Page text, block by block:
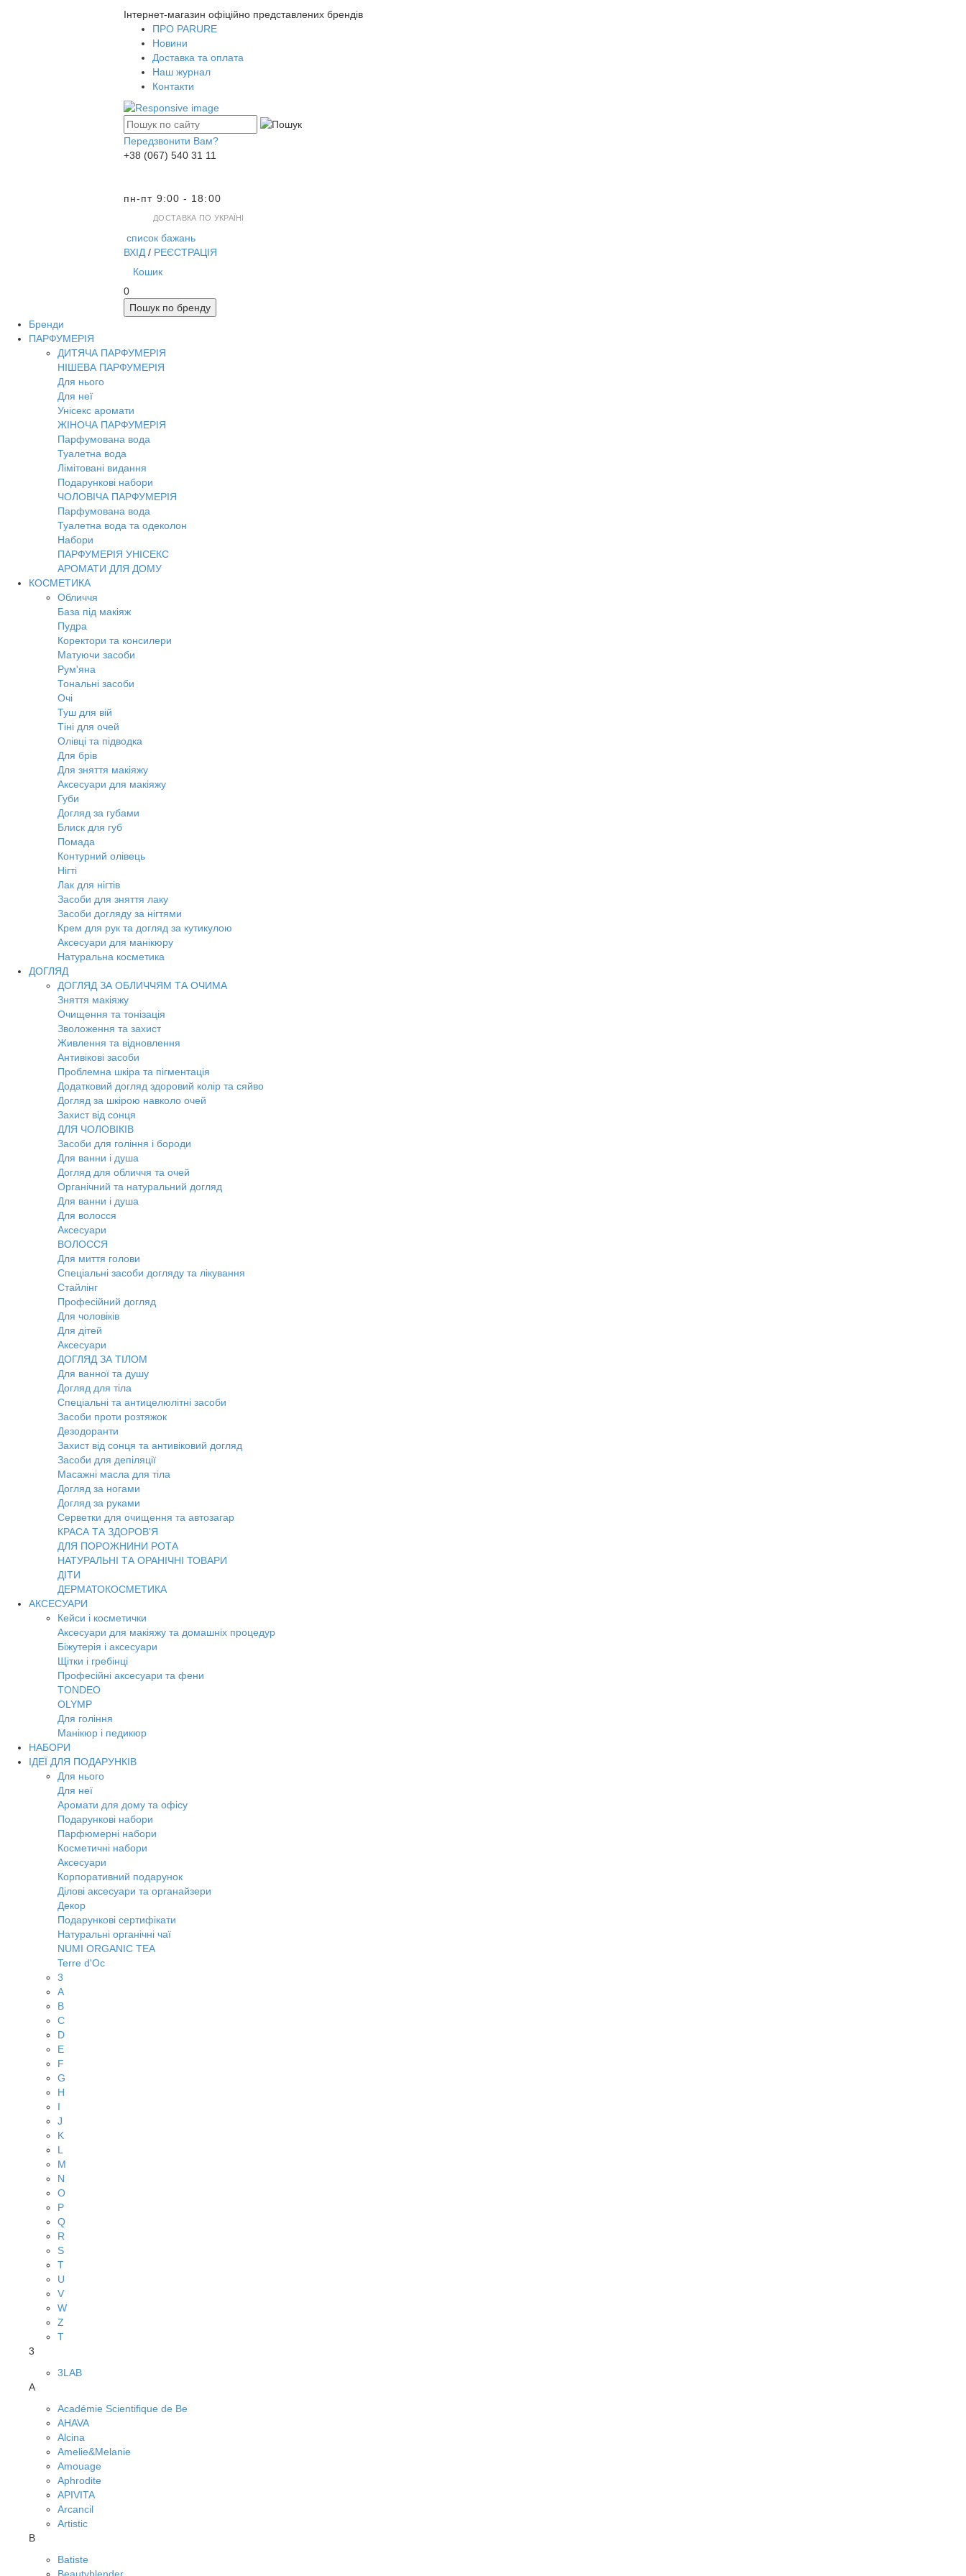
Інтернет-магазин офіційно представлених брендів
ПРО PARURE
Новини
Доставка та оплата
Наш журнал
Контакти
Передзвонити Вам?
+38 (067) 540 31 11
пн-пт 9:00 - 18:00
ДОСТАВКА ПО УКРАЇНІ
список бажань
ВХІД / РЕЄСТРАЦІЯ
Кошик
0
Пошук по бренду
Бренди
ПАРФУМЕРІЯ
ДИТЯЧА ПАРФУМЕРІЯ
НІШЕВА ПАРФУМЕРІЯ
Для нього
Для неї
Унісекс аромати
ЖІНОЧА ПАРФУМЕРІЯ
Парфумована вода
Туалетна вода
Лімітовані видання
Подарункові набори
ЧОЛОВІЧА ПАРФУМЕРІЯ
Парфумована вода
Туалетна вода та одеколон
Набори
ПАРФУМЕРІЯ УНІСЕКС
АРОМАТИ ДЛЯ ДОМУ
КОСМЕТИКА
Обличчя
База під макіяж
Пудра
Коректори та консилери
Матуючи засоби
Рум'яна
Тональні засоби
Очі
Туш для вій
Тіні для очей
Олівці та підводка
Для брів
Для зняття макіяжу
Аксесуари для макіяжу
Губи
Догляд за губами
Блиск для губ
Помада
Контурний олівець
Нігті
Лак для нігтів
Засоби для зняття лаку
Засоби догляду за нігтями
Крем для рук та догляд за кутикулою
Аксесуари для манікюру
Натуральна косметика
ДОГЛЯД
ДОГЛЯД ЗА ОБЛИЧЧЯМ ТА ОЧИМА
Зняття макіяжу
Очищення та тонізація
Зволоження та захист
Живлення та відновлення
Антивікові засоби
Проблемна шкіра та пігментація
Додатковий догляд здоровий колір та сяйво
Догляд за шкірою навколо очей
Захист від сонця
ДЛЯ ЧОЛОВІКІВ
Засоби для гоління і бороди
Для ванни і душа
Догляд для обличчя та очей
Органічний та натуральний догляд
Для ванни і душа
Для волосся
Аксесуари
ВОЛОССЯ
Для миття голови
Спеціальні засоби догляду та лікування
Стайлінг
Професійний догляд
Для чоловіків
Для дітей
Аксесуари
ДОГЛЯД ЗА ТІЛОМ
Для ванної та душу
Догляд для тіла
Спеціальні та антицелюлітні засоби
Засоби проти розтяжок
Дезодоранти
Захист від сонця та антивіковий догляд
Засоби для депіляції
Масажні масла для тіла
Догляд за ногами
Догляд за руками
Серветки для очищення та автозагар
КРАСА ТА ЗДОРОВ'Я
ДЛЯ ПОРОЖНИНИ РОТА
НАТУРАЛЬНІ ТА ОРАНІЧНІ ТОВАРИ
ДІТИ
ДЕРМАТОКОСМЕТИКА
АКСЕСУАРИ
Кейси і косметички
Аксесуари для макіяжу та домашніх процедур
Біжутерія і аксесуари
Щітки і гребінці
Професійні аксесуари та фени
TONDEO
OLYMP
Для гоління
Манікюр і педикюр
НАБОРИ
ІДЕЇ ДЛЯ ПОДАРУНКІВ
Для нього
Для неї
Аромати для дому та офісу
Подарункові набори
Парфюмерні набори
Косметичні набори
Аксесуари
Корпоративний подарунок
Ділові аксесуари та органайзери
Декор
Подарункові сертифікати
Натуральні органічні чаї
NUMI ORGANIC TEA
Terre d'Oc
3
A
B
C
D
E
F
G
H
I
J
K
L
M
N
O
P
Q
R
S
T
U
V
W
Z
Т
3
3LAB
A
Académie Scientifique de Be
AHAVA
Alcina
Amelie&Melanie
Amouage
Aphrodite
APIVITA
Arcancil
Artistic
B
Batiste